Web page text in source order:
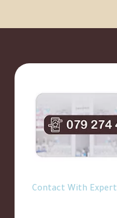
Contact With Expert